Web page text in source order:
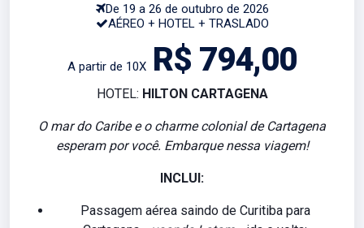
De 19 a 26 de outubro de 2026
AÉREO + HOTEL + TRASLADO
A partir de 10X R$ 794,00
HOTEL: HILTON CARTAGENA
O mar do Caribe e o charme colonial de Cartagena
esperam por você. Embarque nessa viagem!
INCLUI:
Passagem aérea saindo de Curitiba para